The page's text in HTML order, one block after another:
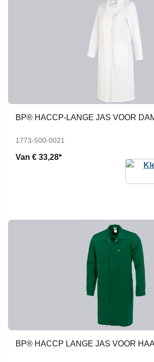
BP® HACCP-LANGE JAS VOOR
1773-500-0021
Van € 33,28*
BP® HACCP LANGE JAS VOOR